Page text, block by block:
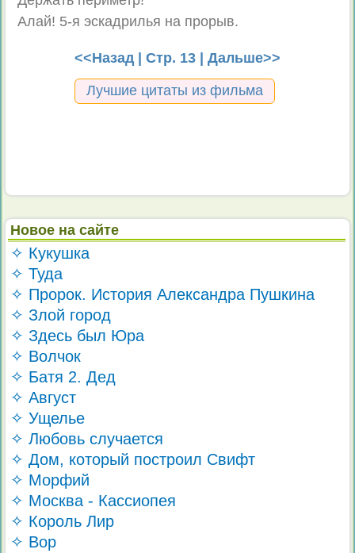
Алай! 5-я эскадрилья на прорыв.
<<Назад | Стр. 13 | Дальше>>
Лучшие цитаты из фильма
Новое на сайте
✧ Кукушка
✧ Туда
✧ Пророк. История Александра Пушкина
✧ Злой город
✧ Здесь был Юра
✧ Волчок
✧ Батя 2. Дед
✧ Август
✧ Ущелье
✧ Любовь случается
✧ Дом, который построил Свифт
✧ Морфий
✧ Москва - Кассиопея
✧ Король Лир
✧ Вор